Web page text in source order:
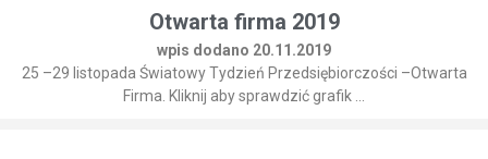
Otwarta firma 2019
wpis dodano 20.11.2019
25 –29 listopada Światowy Tydzień Przedsiębiorczości –Otwarta
Firma. Kliknij aby sprawdzić grafik ...